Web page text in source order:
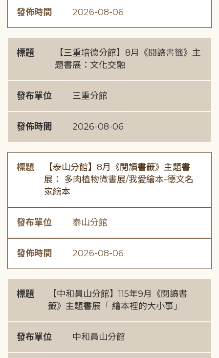
發佈時間 2026-08-06
標題
【三重培德分館】8月《閱讀書籤》主
題書展：文化交融
發布單位 三重分館
發佈時間 2026-08-06
標題
【泰山分館】8月《閱讀書籤》主題書
展： 多肉植物微書展/我愛繪本-德文名
家繪本
發布單位 泰山分館
發佈時間 2026-08-06
標題
【中和員山分館】115年9月《閱讀書
籤》主題書展「 繪本裡的大小事」
發布單位 中和員山分館